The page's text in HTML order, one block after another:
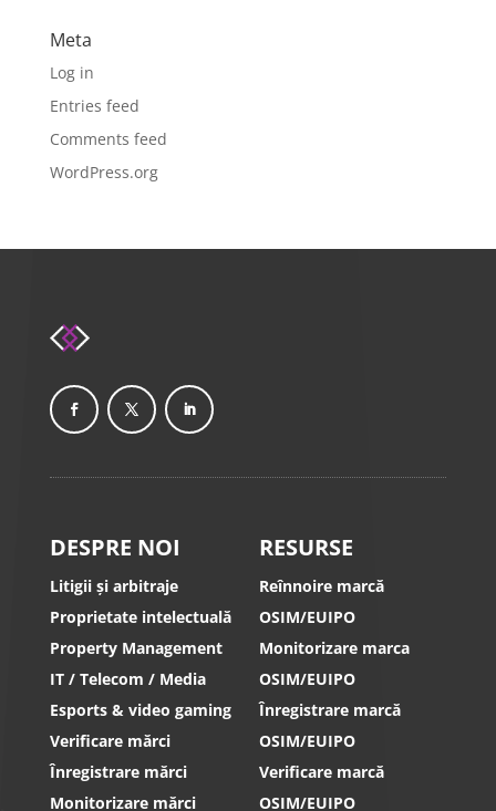
Meta
Log in
Entries feed
Comments feed
WordPress.org
DESPRE NOI
Litigii și arbitraje
Proprietate intelectuală
Property Management
IT / Telecom / Media
Esports & video gaming
Verificare mărci
Înregistrare mărci
Monitorizare mărci
RESURSE
Reînnoire marcă
OSIM/EUIPO
Monitorizare marca
OSIM/EUIPO
Înregistrare marcă
OSIM/EUIPO
Verificare marcă
OSIM/EUIPO